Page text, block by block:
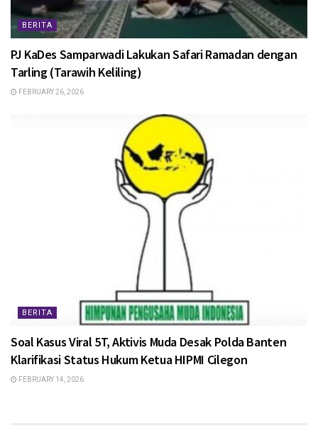
BERITA
PJ KaDes Samparwadi Lakukan Safari Ramadan dengan
Tarling (Tarawih Keliling)
FEBRUARY 26, 2026
BERITA
Soal Kasus Viral 5T, Aktivis Muda Desak Polda Banten
Klarifikasi Status Hukum Ketua HIPMI Cilegon
FEBRUARY 14, 2026